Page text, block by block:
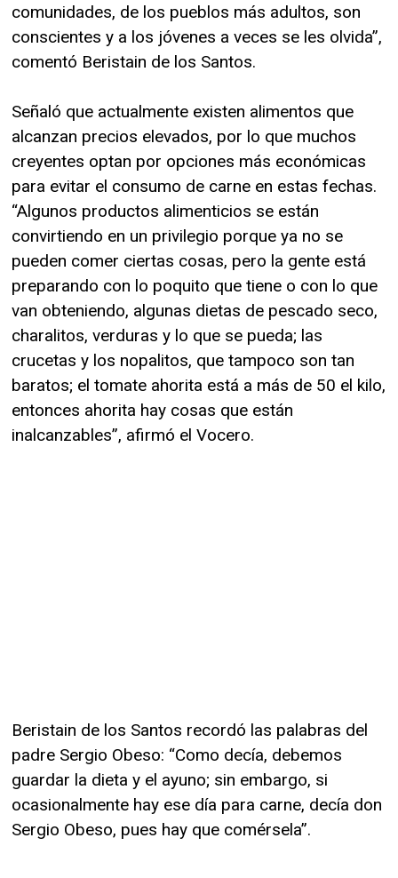
comunidades, de los pueblos más adultos, son
conscientes y a los jóvenes a veces se les olvida”,
comentó Beristain de los Santos.
Señaló que actualmente existen alimentos que
alcanzan precios elevados, por lo que muchos
creyentes optan por opciones más económicas
para evitar el consumo de carne en estas fechas.
“Algunos productos alimenticios se están
convirtiendo en un privilegio porque ya no se
pueden comer ciertas cosas, pero la gente está
preparando con lo poquito que tiene o con lo que
van obteniendo, algunas dietas de pescado seco,
charalitos, verduras y lo que se pueda; las
crucetas y los nopalitos, que tampoco son tan
baratos; el tomate ahorita está a más de 50 el kilo,
entonces ahorita hay cosas que están
inalcanzables”, afirmó el Vocero.
Beristain de los Santos recordó las palabras del
padre Sergio Obeso: “Como decía, debemos
guardar la dieta y el ayuno; sin embargo, si
ocasionalmente hay ese día para carne, decía don
Sergio Obeso, pues hay que comérsela”.